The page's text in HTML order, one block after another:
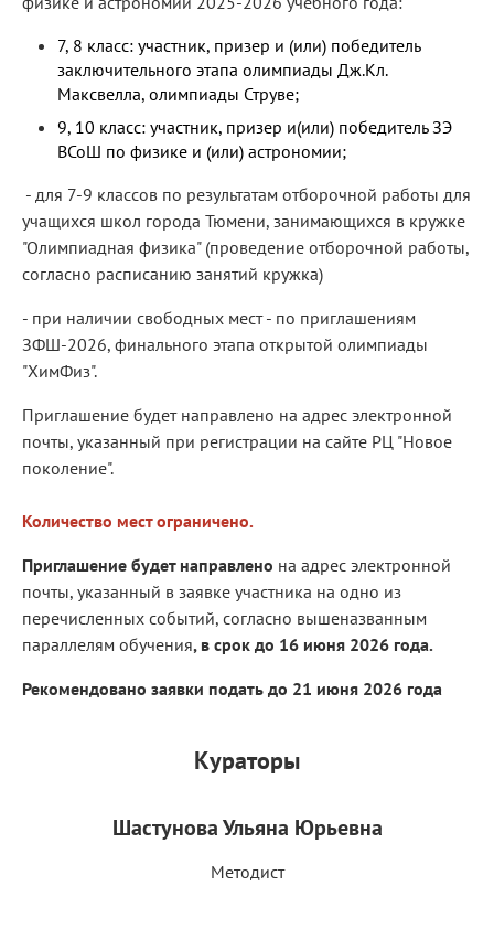
7, 8 класс: участник, призер и (или) победитель
заключительного этапа олимпиады Дж.Кл.
Максвелла, олимпиады Струве;
9, 10 класс: участник, призер и(или) победитель ЗЭ
ВСоШ по физике и (или) астрономии;
- для 7-9 классов по результатам отборочной работы для
учащихся школ города Тюмени, занимающихся в кружке
"Олимпиадная физика" (проведение отборочной работы,
согласно расписанию занятий кружка)
- при наличии свободных мест - по приглашениям
ЗФШ-2026, финального этапа открытой олимпиады
"ХимФиз".
Приглашение будет направлено на адрес электронной
почты, указанный при регистрации на сайте РЦ "Новое
поколение".
Количество мест ограничено.
Приглашение будет направлено на адрес электронной
почты, указанный в заявке участника на одно из
перечисленных событий, согласно вышеназванным
параллелям обучения, в срок до 16 июня 2026 года.
Рекомендовано заявки подать до 21 июня 2026 года
Кураторы
Шастунова Ульяна Юрьевна
Методист